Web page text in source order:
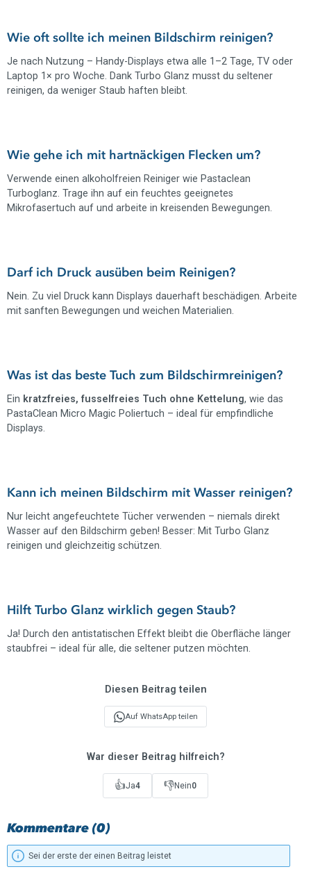
Wie oft sollte ich meinen Bildschirm reinigen?
Je nach Nutzung – Handy-Displays etwa alle 1–2 Tage, TV oder
Laptop 1× pro Woche. Dank Turbo Glanz musst du seltener
reinigen, da weniger Staub haften bleibt.
Wie gehe ich mit hartnäckigen Flecken um?
Verwende einen alkoholfreien Reiniger wie Pastaclean
Turboglanz. Trage ihn auf ein feuchtes geeignetes
Mikrofasertuch auf und arbeite in kreisenden Bewegungen.
Darf ich Druck ausüben beim Reinigen?
Nein. Zu viel Druck kann Displays dauerhaft beschädigen. Arbeite
mit sanften Bewegungen und weichen Materialien.
Was ist das beste Tuch zum Bildschirmreinigen?
Ein kratzfreies, fusselfreies Tuch ohne Kettelung, wie das
PastaClean Micro Magic Poliertuch – ideal für empfindliche
Displays.
Kann ich meinen Bildschirm mit Wasser reinigen?
Nur leicht angefeuchtete Tücher verwenden – niemals direkt
Wasser auf den Bildschirm geben! Besser: Mit Turbo Glanz
reinigen und gleichzeitig schützen.
Hilft Turbo Glanz wirklich gegen Staub?
Ja! Durch den antistatischen Effekt bleibt die Oberfläche länger
staubfrei – ideal für alle, die seltener putzen möchten.
Diesen Beitrag teilen
Auf WhatsApp teilen
War dieser Beitrag hilfreich?
👍Ja4 👎Nein0
Kommentare (0)
Sei der erste der einen Beitrag leistet